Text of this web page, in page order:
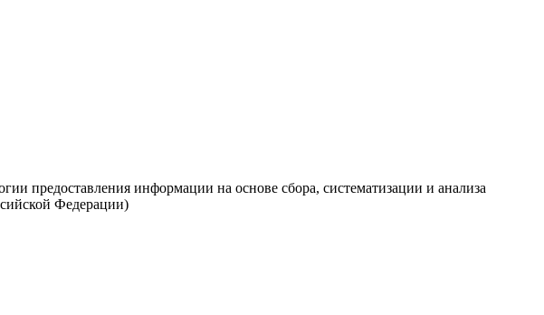
предоставления информации на основе сбора, систематизации и анализа
Федерации)